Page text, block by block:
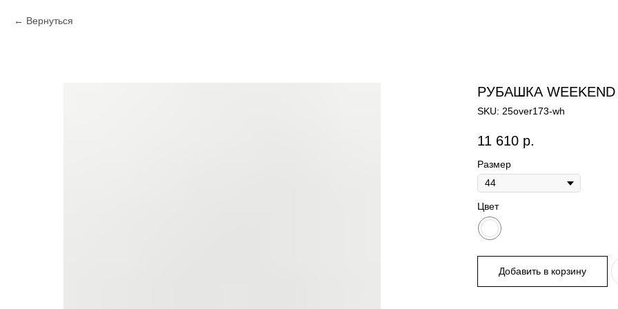
Вернуться
РУБАШКА WEEKEND
SKU: 25over173-wh
11 610 р.
Размер
Цвет
Добавить в корзину